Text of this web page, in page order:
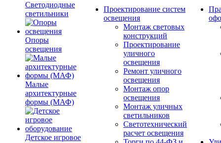
Светодиодные
светильники
Опоры
освещения
Малые
архитектурные
формы (МАФ)
Детское игровое
Проектирование систем
освещения
Монтаж световых
конструкций
Проектирование
уличного
освещения
Ремонт уличного
освещения
Монтаж опор
освещения
Монтаж уличных
светильников
Светотехнический
расчет освещения